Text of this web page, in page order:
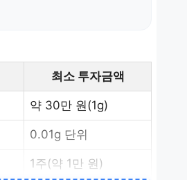
최소 투자금액
약 30만 원(1g)
0.01g 단위
1주(약 1만 원)